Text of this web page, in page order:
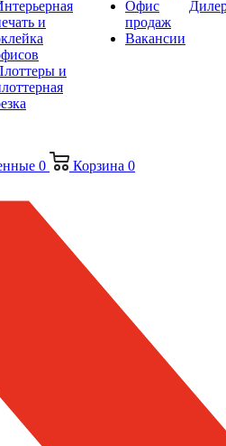
и
и
Офис
продаж
Вакансии
0 Корзина 0